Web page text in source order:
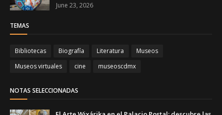
June 23, 2026
TEMAS
Bibliotecas Biografía Literatura
Museos
Museos virtuales
cine museoscdmx
NOTAS SELECCIONADAS